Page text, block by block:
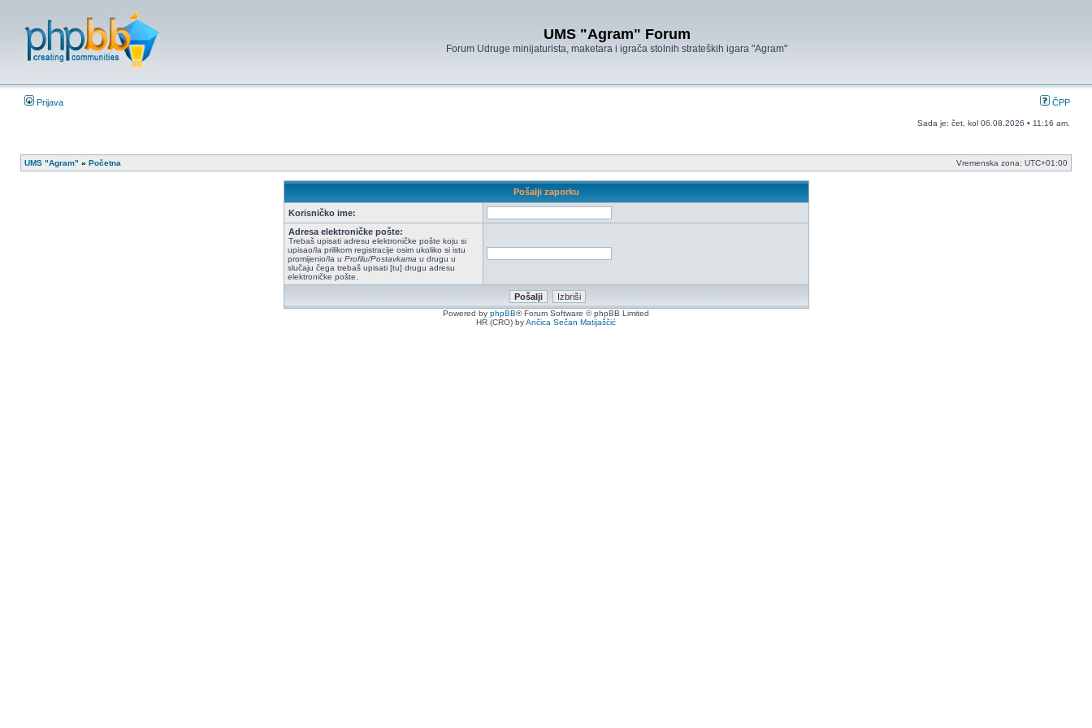
UMS "Agram" Forum
Forum Udruge minijaturista, maketara i igrača stolnih strateških igara "Agram"
Prijava ČPP
Sada je: čet, kol 06.08.2026 • 11:16 am.
UMS "Agram" » Početna Vremenska zona: UTC+01:00
Pošalji zaporku
Korisničko ime:
Adresa elektroničke pošte:
Trebaš upisati adresu elektroničke pošte koju si
upisao/la prilikom registracije osim ukoliko si istu
promijenio/la u Profilu/Postavkama u drugu u
slučaju čega trebaš upisati [tu] drugu adresu
elektroničke pošte.
Powered by phpBB® Forum Software © phpBB Limited
HR (CRO) byAnčica Sečan Matijaščić